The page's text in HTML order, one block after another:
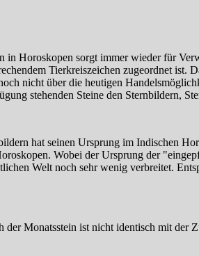
Horoskopen sorgt immer wieder für
Tierkreiszeichen zugeordnet ist.
nicht über die heutigen
stehenden Steine den Sternbildern,
hat seinen Ursprung im Indischen
Wobei der Ursprung der
Welt noch sehr wenig verbreitet.
der Monatsstein ist nicht identisch mit der